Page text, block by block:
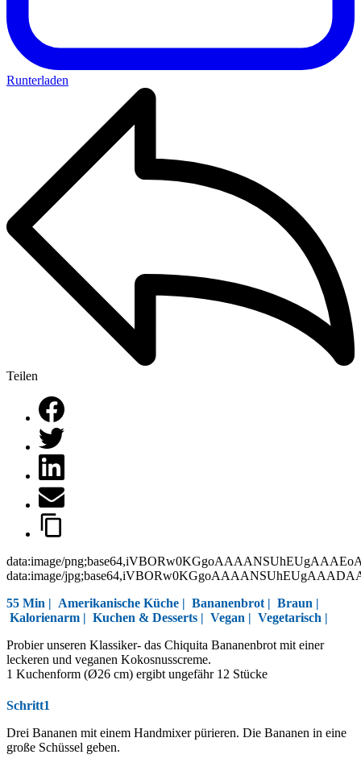
Runterladen
Teilen
data:image/
data:image/
55 Min | Amerikanische Küche | Bananenbrot | Braun |
Kalorienarm | Kuchen & Desserts | Vegan | Vegetarisch |
Probier unseren Klassiker- das Chiquita Bananenbrot mit einer
leckeren und veganen Kokosnusscreme.
1 Kuchenform (Ø26 cm) ergibt ungefähr 12 Stücke
Schritt1
Drei Bananen mit einem Handmixer pürieren. Die Bananen in eine
große Schüssel geben.